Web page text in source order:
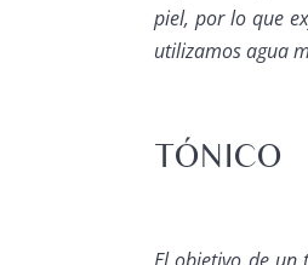
piel, por lo que
utilizamos agua
TÓNICO